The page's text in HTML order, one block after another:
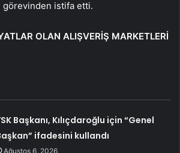
görevinden istifa etti.
OLAN ALIŞVERİŞ MARKETLERİ
Başkanı, Kılıçdaroğlu için “Genel
ifadesini kullandı
Ağustos 6, 2026